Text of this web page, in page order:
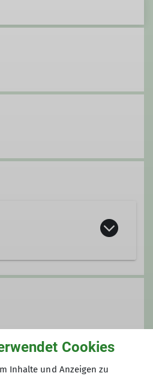
89 807
Cookies
Inhalte und Anzeigen zu